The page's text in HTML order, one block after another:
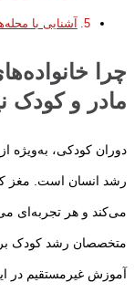
آشنایی با محله‌های منطقه ۵
مادر و کودک
دوران کودکی، به‌ویژه
رشد انسان است. مغز
می‌کند و هر تجربه‌ای
متخصصان رشد کودک بر
آموزش غیرمستقیم در